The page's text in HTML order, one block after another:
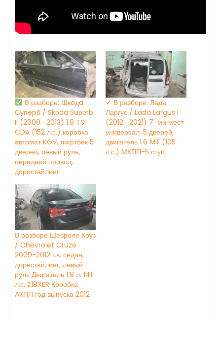
В разборе: Шкoдa
Cупepб / Skоda Suреrb
II (2008—2013) 1.8 TSI
CDA (152 л.с.) коробка
автомат KGV, лифтбек 5
дверей, левый руль,
передний привод,
дорестайлинг
✔ В разборе: Лада
Ларгус / Lada Largus I
(2012—2021) 7-ми мест
универсал, 5 дверей,
двигатель 1.6 MT (105
л.с.) МКПП-5 ступ.
В разборе Шевроле Круз
/ Chevrolet Cruze
2009-2012 г.в. седан,
дорестайлинг, левый
руль Двигатель 1.8 л. 141
л.с. Z18XER Коробка
АКПП год выпуска 2012